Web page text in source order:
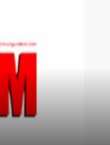
GÖZLERİM DOLDU